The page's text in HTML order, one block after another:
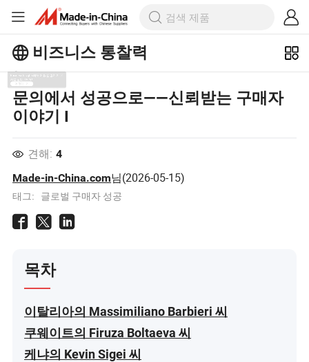
비즈니스 통찰력
Business Insights에서 더 많은 인기 기
사를 살펴보세요!
더 많이보기
문의에서 성공으로——신뢰받는 구매자
이야기 I
견해: 4
Made-in-China.com님(2026-05-15)
태그: 글로벌 구매자 성공
목차
이탈리아의 Massimiliano Barbieri 씨
쿠웨이트의 Firuza Boltaeva 씨
케냐의 Kevin Sigei 씨